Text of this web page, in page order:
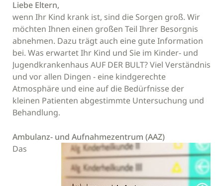
Liebe Eltern,
wenn Ihr Kind krank ist, sind die Sorgen groß. Wir
möchten Ihnen einen großen Teil Ihrer Besorgnis
abnehmen. Dazu trägt auch eine gute Information
bei. Was erwartet Ihr Kind und Sie im Kinder- und
Jugendkrankenhaus AUF DER BULT? Viel Verständnis
und vor allen Dingen - eine kindgerechte
Atmosphäre und eine auf die Bedürfnisse der
kleinen Patienten abgestimmte Untersuchung und
Behandlung.
Ambulanz- und Aufnahmezentrum (AAZ)
Das